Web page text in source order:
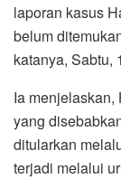
laporan kasus
belum
katanya, Sabtu,
Ia
yang
ditularkan
terjadi melalui